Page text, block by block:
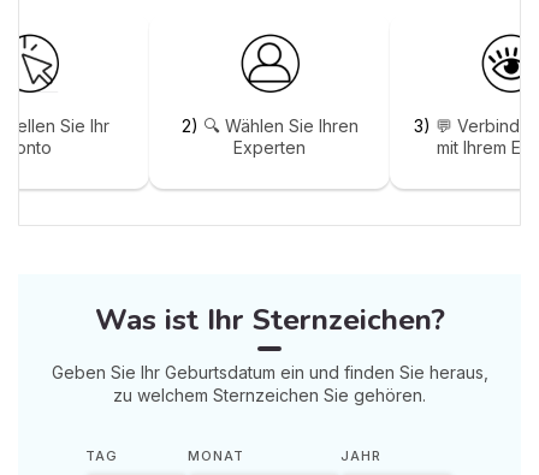
Sie Ihr
Konto
2) 🔍 Wählen Sie Ihren
Experten
3) 💬
mit Ihrem
Was ist Ihr Sternzeichen?
Geben Sie Ihr Geburtsdatum ein und finden Sie heraus,
zu welchem Sternzeichen Sie gehören.
TAG MONAT JAHR